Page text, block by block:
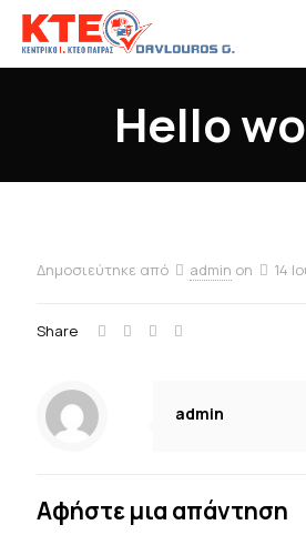
Hello
Δημοσιεύτηκε από admin on 14
Share
admin
Αφήστε μια απάντηση